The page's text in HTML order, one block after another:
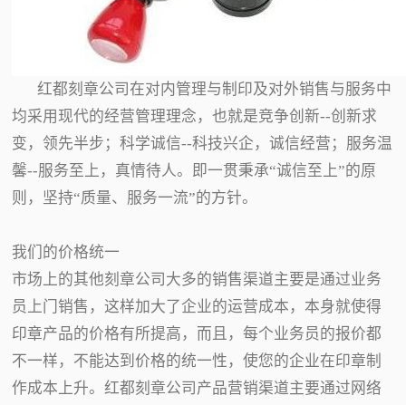
红都刻章公司在对内管理与制印及对外销售与服务中
均采用现代的经营管理理念，也就是竞争创新--创新求
变，领先半步；科学诚信--科技兴企，诚信经营；服务温
馨--服务至上，真情待人。即一贯秉承“诚信至上”的原
则，坚持“质量、服务一流”的方针。
我们的价格统一
市场上的其他刻章公司大多的销售渠道主要是通过业务
员上门销售，这样加大了企业的运营成本，本身就使得
印章产品的价格有所提高，而且，每个业务员的报价都
不一样，不能达到价格的统一性，使您的企业在印章制
作成本上升。红都刻章公司产品营销渠道主要通过网络